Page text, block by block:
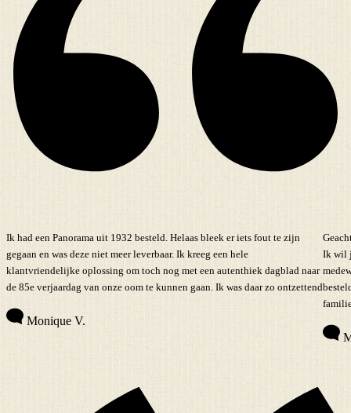
Ik had een Panorama uit 1932 besteld. Helaas bleek er iets fout te zijn
gegaan en was deze niet meer leverbaar. Ik kreeg een hele
klantvriendelijke oplossing om toch nog met een autenthiek dagblad naar
de 85e verjaardag van onze oom te kunnen gaan. Ik was daar zo ontzettend
Monique V.
Ik wil